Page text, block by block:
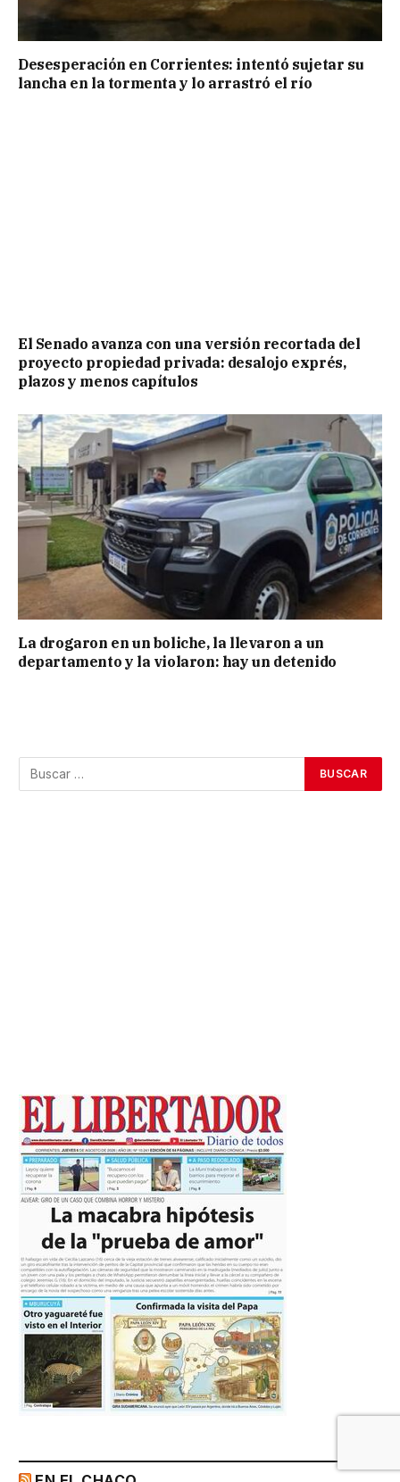
Desesperación en Corrientes: intentó sujetar su
lancha en la tormenta y lo arrastró el río
El Senado avanza con una versión recortada del
proyecto propiedad privada: desalojo exprés,
plazos y menos capítulos
La drogaron en un boliche, la llevaron a un
departamento y la violaron: hay un detenido